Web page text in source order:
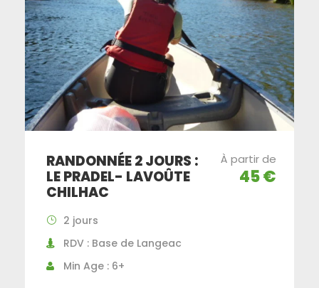
RANDONNÉE 2 JOURS :
LE PRADEL- LAVOÛTE
CHILHAC
À partir de
45 €
2 jours
RDV : Base de Langeac
Min Age : 6+